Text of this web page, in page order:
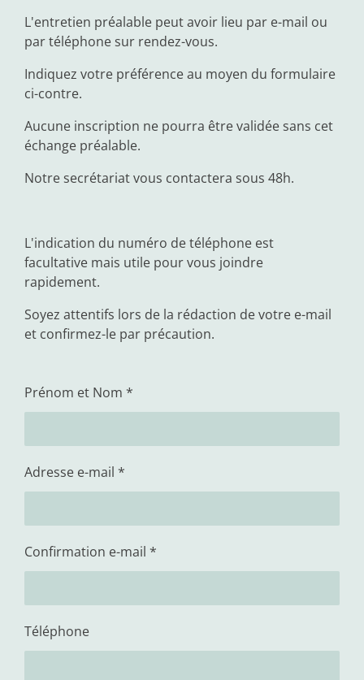
L'entretien préalable peut avoir lieu par e-mail ou
par téléphone sur rendez-vous.
Indiquez votre préférence au moyen du formulaire
ci-contre.
Aucune inscription ne pourra être validée sans cet
échange préalable.
Notre secrétariat vous contactera sous 48h.
L'indication du numéro de téléphone est
facultative mais utile pour vous joindre
rapidement.
Soyez attentifs lors de la rédaction de votre e-mail
et confirmez-le par précaution.
Prénom et Nom *
Adresse e-mail *
Confirmation e-mail *
Téléphone